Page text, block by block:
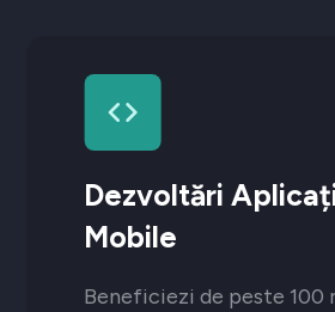
Dezvoltări
Mobile
Beneficiezi de peste 100